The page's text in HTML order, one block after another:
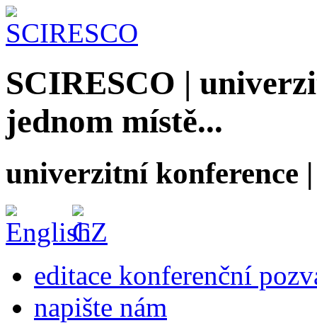
SCIRESCO |
jednom místě...
univerzitní konference
editace konferenční
napište nám